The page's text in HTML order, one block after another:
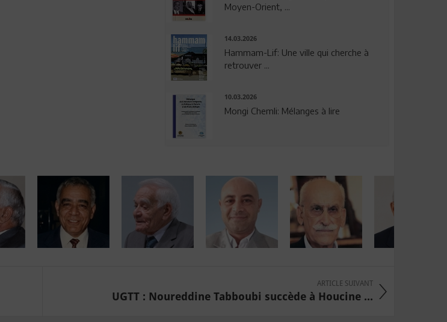
Moyen-Orient, ...
14.03.2026
Hammam-Lif: Une ville qui cherche à
retrouver ...
10.03.2026
Mongi Chemli: Mélanges à lire
ARTICLE SUIVANT
UGTT : Noureddine Tabboubi succède à Houcine ...